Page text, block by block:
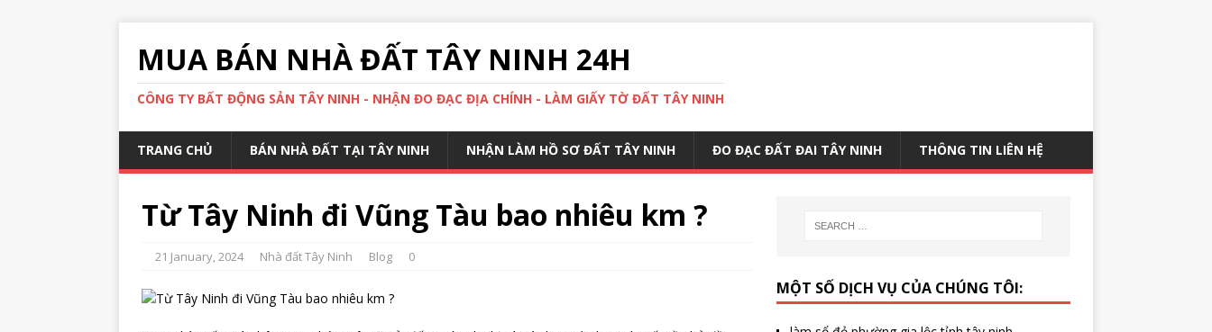
MUA BÁN NHÀ ĐẤT TÂY NINH 24H
CÔNG TY BẤT ĐỘNG SẢN TÂY NINH - NHẬN ĐO ĐẠC ĐỊA CHÍNH - LÀM GIẤY TỜ ĐẤT TÂY NINH
TRANG CHỦ BÁN NHÀ ĐẤT TẠI TÂY NINH NHẬN LÀM HỒ SƠ ĐẤT TÂY NINH ĐO ĐẠC ĐẤT ĐAI TÂY NINH THÔNG TIN LIÊN HỆ
Từ Tây Ninh đi Vũng Tàu bao nhiêu km ?
21 January, 2024 Nhà đất Tây Ninh Blog 0
MỘT SỐ DỊCH VỤ CỦA CHÚNG TÔI: